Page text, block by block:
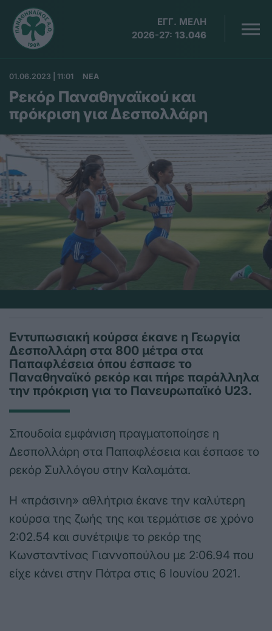
ΕΓΓ. ΜΕΛΗ
2026-27: 13.046
01.06.2023 | 11:01 ΝΕΑ
Ρεκόρ Παναθηναϊκού και
πρόκριση για Δεσπολλάρη
Εντυπωσιακή κούρσα έκανε η Γεωργία
Δεσπολλάρη στα 800 μέτρα στα
Παπαφλέσεια όπου έσπασε το
Παναθηναϊκό ρεκόρ και πήρε παράλληλα
την πρόκριση για το Πανευρωπαϊκό U23.
Σπουδαία εμφάνιση πραγματοποίησε η
Δεσπολλάρη στα Παπαφλέσεια και έσπασε το
ρεκόρ Συλλόγου στην Καλαμάτα.
Η «πράσινη» αθλήτρια έκανε την καλύτερη
κούρσα της ζωής της και τερμάτισε σε χρόνο
2:02.54 και συνέτριψε το ρεκόρ της
Κωνσταντίνας Γιαννοπούλου με 2:06.94 που
είχε κάνει στην Πάτρα στις 6 Ιουνίου 2021.